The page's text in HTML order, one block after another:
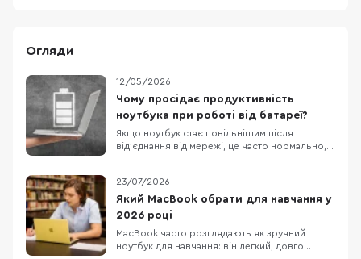
Огляди
12/05/2026
Чому просідає продуктивність
ноутбука при роботі від батареї?
Якщо ноутбук стає повільнішим після
від’єднання від мережі, це часто нормально, а
від мережі й від батареї, а виробники
ноутбуків нерідко додають власні профілі, які
спеціально зменшують енергоспоживання
23/07/2026
Який MacBook обрати для навчання у
2026 році
MacBook часто розглядають як зручний
ноутбук для навчання: він легкий, довго